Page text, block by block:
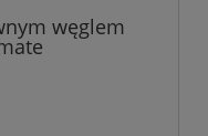
węglem